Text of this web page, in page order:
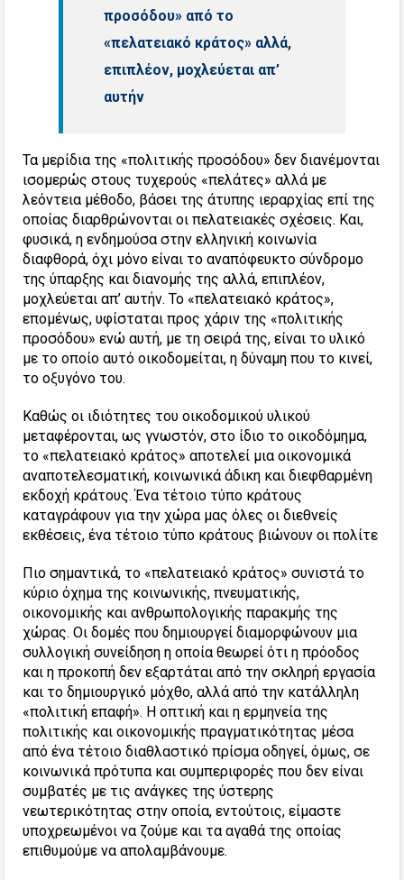
προσόδου» από το
«πελατειακό κράτος» αλλά,
επιπλέον, μοχλεύεται απ’
αυτήν
Τα μερίδια της «πολιτικής προσόδου» δεν διανέμονται
ισομερώς στους τυχερούς «πελάτες» αλλά με
λεόντεια μέθοδο, βάσει της άτυπης ιεραρχίας επί της
οποίας διαρθρώνονται οι πελατειακές σχέσεις. Και,
φυσικά, η ενδημούσα στην ελληνική κοινωνία
διαφθορά, όχι μόνο είναι το αναπόφευκτο σύνδρομο
της ύπαρξης και διανομής της αλλά, επιπλέον,
μοχλεύεται απ’ αυτήν. Το «πελατειακό κράτος»,
επομένως, υφίσταται προς χάριν της «πολιτικής
προσόδου» ενώ αυτή, με τη σειρά της, είναι το υλικό
με το οποίο αυτό οικοδομείται, η δύναμη που το κινεί,
το οξυγόνο του.
Καθώς οι ιδιότητες του οικοδομικού υλικού
μεταφέρονται, ως γνωστόν, στο ίδιο το οικοδόμημα,
το «πελατειακό κράτος» αποτελεί μια οικονομικά
αναποτελεσματική, κοινωνικά άδικη και διεφθαρμένη
εκδοχή κράτους. Ένα τέτοιο τύπο κράτους
καταγράφουν για την χώρα μας όλες οι διεθνείς
εκθέσεις, ένα τέτοιο τύπο κράτους βιώνουν οι πολίτε
Πιο σημαντικά, το «πελατειακό κράτος» συνιστά το
κύριο όχημα της κοινωνικής, πνευματικής,
οικονομικής και ανθρωπολογικής παρακμής της
χώρας. Οι δομές που δημιουργεί διαμορφώνουν μια
συλλογική συνείδηση η οποία θεωρεί ότι η πρόοδος
και η προκοπή δεν εξαρτάται από την σκληρή εργασία
και το δημιουργικό μόχθο, αλλά από την κατάλληλη
«πολιτική επαφή». Η οπτική και η ερμηνεία της
πολιτικής και οικονομικής πραγματικότητας μέσα
από ένα τέτοιο διαθλαστικό πρίσμα οδηγεί, όμως, σε
κοινωνικά πρότυπα και συμπεριφορές που δεν είναι
συμβατές με τις ανάγκες της ύστερης
νεωτερικότητας στην οποία, εντούτοις, είμαστε
υποχρεωμένοι να ζούμε και τα αγαθά της οποίας
επιθυμούμε να απολαμβάνουμε.